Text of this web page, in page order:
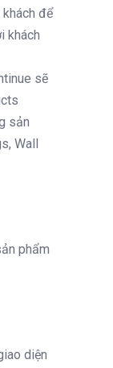
để
khách
sẽ
sản
Wall
phẩm
diện